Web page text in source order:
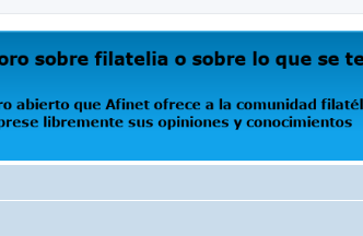
filatélica universal para que exprese libremente sus